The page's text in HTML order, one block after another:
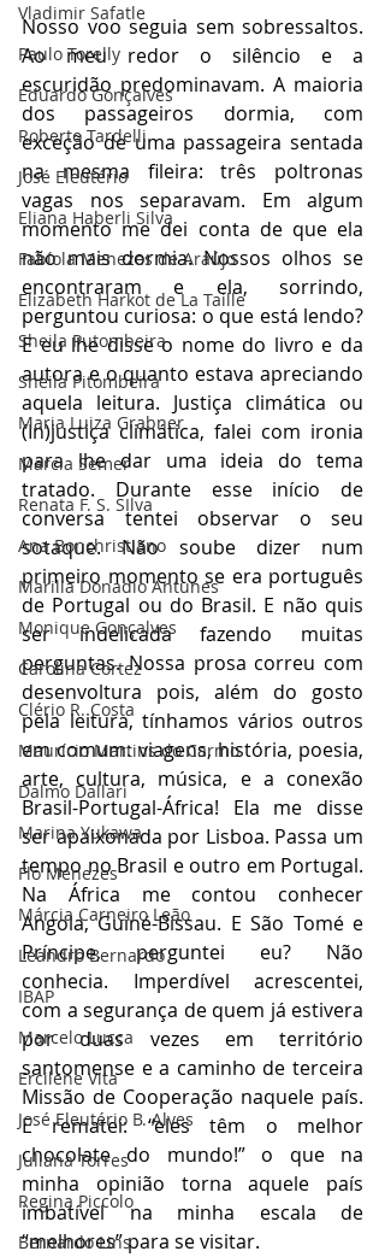
Vladimir Safatle
Paulo Torelly
Eduardo Gonçalves
Roberto Tardelli
José Eleutério
Eliana Haberli Silva
Fabíola Menezes de Araújo
Elizabeth Harkot de La Taille
Sheila Putombeira
Sheila Pitombeira
Maria Luiza Grabner
Marcia Semer
Renata F. S. SIlva
Ana Bonchristiano
Marilia Donadio Antunes
Monique Gonçalves
Carolina Cortez
Clério R. Costa
Maurício Martins do Carmo
Dalmo Dallari
Marina Yukawa
Flo Menezes
Márcia Carneiro Leão
Leandro Bernardo
IBAP
Marcelo Lucca
Ercilene Vita
José Eleutério B. Alves
Juliana Torres
Regina Piccolo
Bernardo Lins
Nosso voo seguia sem sobressaltos.
Ao meu redor o silêncio e a
escuridão predominavam. A maioria
dos passageiros dormia, com
exceção de uma passageira sentada
na mesma fileira: três poltronas
vagas nos separavam. Em algum
momento me dei conta de que ela
não mais dormia. Nossos olhos se
encontraram e ela, sorrindo,
perguntou curiosa: o que está lendo?
E eu lhe disse o nome do livro e da
autora e o quanto estava apreciando
aquela leitura. Justiça climática ou
(In)justiça climática, falei com ironia
para lhe dar uma ideia do tema
tratado. Durante esse início de
conversa tentei observar o seu
sotaque. Não soube dizer num
primeiro momento se era português
de Portugal ou do Brasil. E não quis
ser indelicada fazendo muitas
perguntas. Nossa prosa correu com
desenvoltura pois, além do gosto
pela leitura, tínhamos vários outros
em comum: viagens, história, poesia,
arte, cultura, música, e a conexão
Brasil-Portugal-África! Ela me disse
ser apaixonada por Lisboa. Passa um
tempo no Brasil e outro em Portugal.
Na África me contou conhecer
Angola, Guiné-Bissau. E São Tomé e
Príncipe, perguntei eu? Não
conhecia. Imperdível acrescentei,
com a segurança de quem já estivera
por duas vezes em território
santomense e a caminho de terceira
Missão de Cooperação naquele país.
E rematei: “eles têm o melhor
chocolate do mundo!” o que na
minha opinião torna aquele país
imbatível na minha escala de
“melhores” para se visitar.